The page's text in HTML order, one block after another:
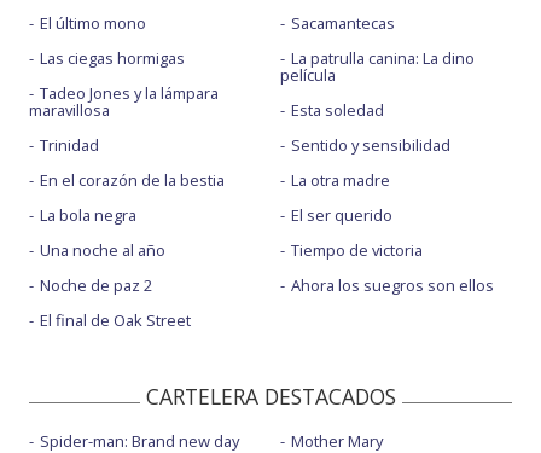
El último mono
Las ciegas hormigas
Tadeo Jones y la lámpara
maravillosa
Trinidad
En el corazón de la bestia
La bola negra
Una noche al año
Noche de paz 2
El final de Oak Street
Sacamantecas
La patrulla canina: La dino
película
Esta soledad
Sentido y sensibilidad
La otra madre
El ser querido
Tiempo de victoria
Ahora los suegros son ellos
CARTELERA DESTACADOS
Spider-man: Brand new day
Mother Mary